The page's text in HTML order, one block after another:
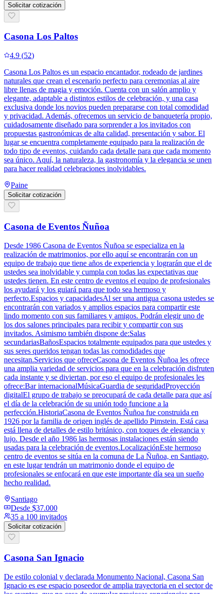
Solicitar cotización
Casona Los Paltos
4.9 (52)
Casona Los Paltos es un espacio encantador, rodeado de jardines
naturales que crean el escenario perfecto para ceremonias al aire
libre llenas de magia y emoción. Cuenta con un salón amplio y
elegante, adaptable a distintos estilos de celebración, y una casa
exclusiva donde los novios pueden prepararse con total comodidad
y privacidad. Además, ofrecemos un servicio de banquetería propio,
cuidadosamente diseñado para sorprender a los invitados con
propuestas gastronómicas de alta calidad, presentación y sabor. El
lugar se encuentra completamente equipado para la realización de
todo tipo de eventos, cuidando cada detalle para que cada momento
sea único. Aquí, la naturaleza, la gastronomía y la elegancia se unen
para hacer realidad celebraciones inolvidables.
Paine
Solicitar cotización
Casona de Eventos Ñuñoa
Desde 1986 Casona de Eventos Ñuñoa se especializa en la
realización de matrimonios, por ello aquí se encontrarán con un
equipo de trabajo que tiene años de experiencia y lograrán que el de
ustedes sea inolvidable y cumpla con todas las expectativas que
ustedes tienen. En este centro de eventos el equipo de profesionales
los ayudará y los guiará para que todo sea hermoso y
perfecto.Espacios y capacidadesAl ser una antigua casona ustedes se
encontrarán con variados y amplios espacios para compartir este
lindo momento con sus familiares y amigos. Podrán elegir uno de
los dos salones principales para recibir y compartir con sus
invitados. Asimismo también dispone de:Salas
secundariasBañosEspacios totalmente equipados para que ustedes y
sus seres queridos tengan todas las comodidades que
necesitan.Servicios que ofreceCasona de Eventos Ñuñoa les ofrece
una amplia variedad de servicios para que en la celebración disfruten
cada instante y se diviertan, por eso el equipo de profesionales les
ofrece:Bar internacionalMúsicaGuardia de seguridadProyección
digitalEl grupo de trabajo se preocupará de cada detalle para que así
el día de la celebración de su unión todo funcione a la
perfección.HistoriaCasona de Eventos Ñuñoa fue construida en
1926 por la familia de origen inglés de apellido Pimstein. Está casa
está llena de detalles de estilo británico, con toques de elegancia y
lujo. Desde el año 1986 las hermosas instalaciones están siendo
usadas para la celebración de eventos.LocalizaciónEste hermoso
centro de eventos se sitúa en la comuna de La Ñuñoa, en Santiago,
en este lugar tendrán un matrimonio donde el equipo de
profesionales se enfocará en que este importante día sea un sueño
hecho realidad.
Santiago
Desde $37.000
35 a 100 invitados
Solicitar cotización
Casona San Ignacio
De estilo colonial y declarada Monumento Nacional, Casona San
Ignacio es ese espacio poseedor de amplia trayectoria en el sector de